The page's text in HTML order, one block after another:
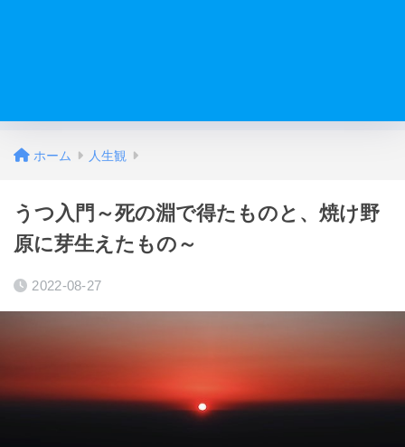
ホーム 人生観
うつ入門～死の淵で得たものと、焼け野
原に芽生えたもの～
2022-08-27